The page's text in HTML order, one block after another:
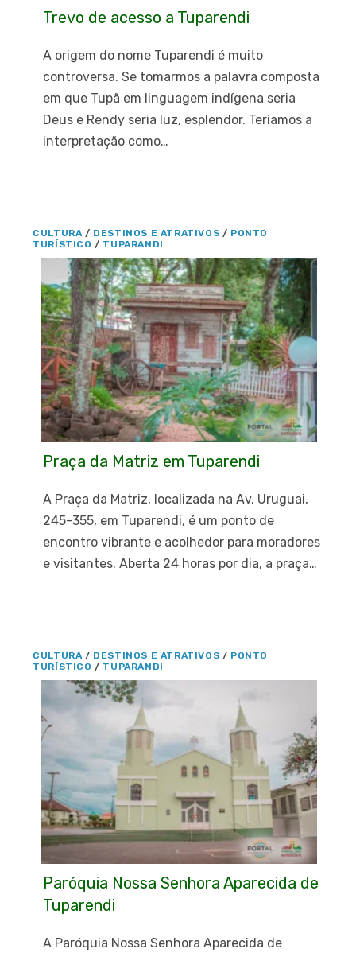
Trevo de acesso a Tuparendi
A origem do nome Tuparendi é muito
controversa. Se tomarmos a palavra composta
em que Tupã em linguagem indígena seria
Deus e Rendy seria luz, esplendor. Teríamos a
interpretação como…
CULTURA/ DESTINOS E ATRATIVOS / PONTO
TURÍSTICO / TUPARANDI
Praça da Matriz em Tuparendi
A Praça da Matriz, localizada na Av. Uruguai,
245-355, em Tuparendi, é um ponto de
encontro vibrante e acolhedor para moradores
e visitantes. Aberta 24 horas por dia, a praça…
CULTURA/ DESTINOS E ATRATIVOS / PONTO
TURÍSTICO / TUPARANDI
Paróquia Nossa Senhora Aparecida de
Tuparendi
A Paróquia Nossa Senhora Aparecida de